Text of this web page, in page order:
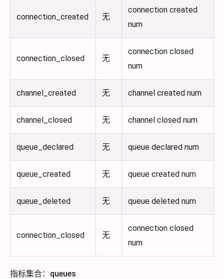
connection_created 无
connection created
num
connection_closed 无
connection closed
num
channel_created 无 channel created num
channel_closed 无 channel closed num
queue_declared 无 queue declared num
queue_created 无 queue created num
queue_deleted 无 queue deleted num
connection_closed 无
connection closed
num
指标集合：queues